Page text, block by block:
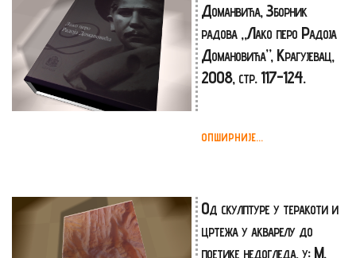
Доманвића, Зборник
радова „Лако перо Радоја
Домановића”, Крагујевац,
2008, стр. 117-124.
ОПШИРНИЈЕ...
Од скулптуре у теракоти и
цртежа у акварелу до
поетике недогледа, у: М.